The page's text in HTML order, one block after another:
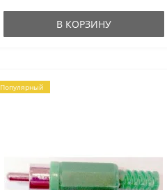
В КОРЗИНУ
Популярный